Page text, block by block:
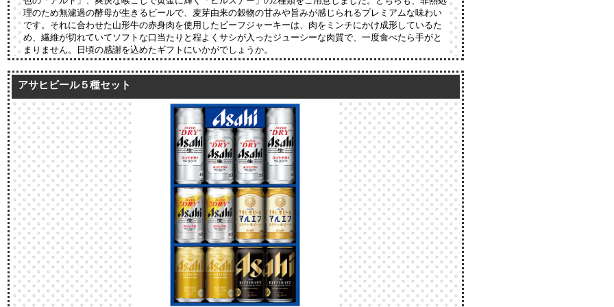
理のため無濾過の酵母が生きるビールで、麦芽由来の穀物の甘みや旨みが感じられるプレミアムな味わい
です。それに合わせた山形牛の赤身肉を使用したビーフジャーキーは、肉をミンチにかけ成形しているた
め、繊維が切れていてソフトな口当たりと程よくサシが入ったジューシーな肉質で、一度食べたら手がと
まりません。日頃の感謝を込めたギフトにいかがでしょうか。
アサヒビール５種セット